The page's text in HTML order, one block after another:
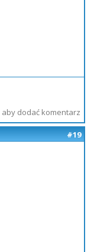
aby dodać komentarz
#19